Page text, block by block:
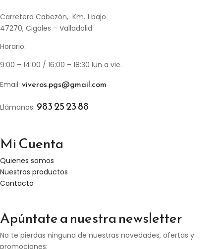
Carretera Cabezón, Km. 1 bajo
47270, Cigales – Valladolid
Horario:
9:00 – 14:00 / 16:00 – 18:30 lun a vie.
Email: viveros.pgs@gmail.com
Llámanos: 983 25 23 88
Mi Cuenta
Quienes somos
Nuestros productos
Contacto
Apúntate a nuestra newsletter
No te pierdas ninguna de nuestras novedades, ofertas y
promociones: